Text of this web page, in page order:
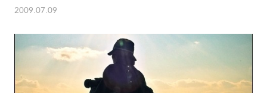
2009.07.09